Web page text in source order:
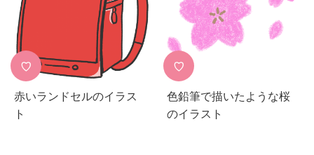
♡
赤いランドセルのイラス
ト
♡
色鉛筆で描いたような桜
のイラスト